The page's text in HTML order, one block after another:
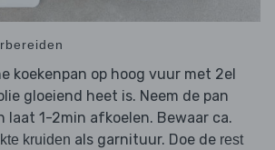
koekenpan op hoog vuur met 2el
gloeiend heet is. Neem de pan
laat 1-2min afkoelen. Bewaar ca.
kruiden als garnituur. Doe de rest